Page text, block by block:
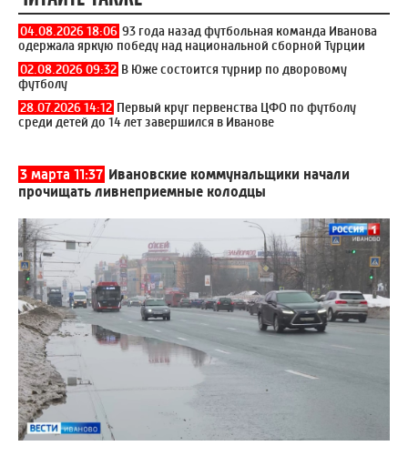
04.08.2026 18:06 93 года назад футбольная команда Иванова
одержала яркую победу над национальной сборной Турции
02.08.2026 09:32 В Юже состоится турнир по дворовому
футболу
28.07.2026 14:12 Первый круг первенства ЦФО по футболу
среди детей до 14 лет завершился в Иванове
3 марта 11:37 Ивановские коммунальщики начали
прочищать ливнеприемные колодцы